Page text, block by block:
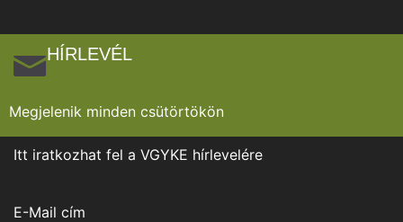
HÍRLEVÉL
Megjelenik minden csütörtökön
Itt iratkozhat fel a VGYKE hírlevelére
E-Mail cím